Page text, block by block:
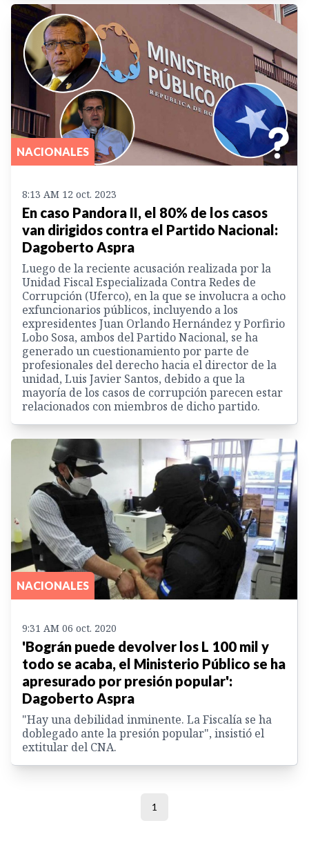
NACIONALES
8:13 AM 12 oct. 2023
En caso Pandora II, el 80% de los casos
van dirigidos contra el Partido Nacional:
Dagoberto Aspra
Luego de la reciente acusación realizada por la
Unidad Fiscal Especializada Contra Redes de
Corrupción (Uferco), en la que se involucra a ocho
exfuncionarios públicos, incluyendo a los
expresidentes Juan Orlando Hernández y Porfirio
Lobo Sosa, ambos del Partido Nacional, se ha
generado un cuestionamiento por parte de
profesionales del derecho hacia el director de la
unidad, Luis Javier Santos, debido a que la
mayoría de los casos de corrupción parecen estar
relacionados con miembros de dicho partido.
NACIONALES
9:31 AM 06 oct. 2020
'Bográn puede devolver los L 100 mil y
todo se acaba, el Ministerio Público se ha
apresurado por presión popular':
Dagoberto Aspra
"Hay una debilidad inminente. La Fiscalía se ha
doblegado ante la presión popular", insistió el
extitular del CNA.
1